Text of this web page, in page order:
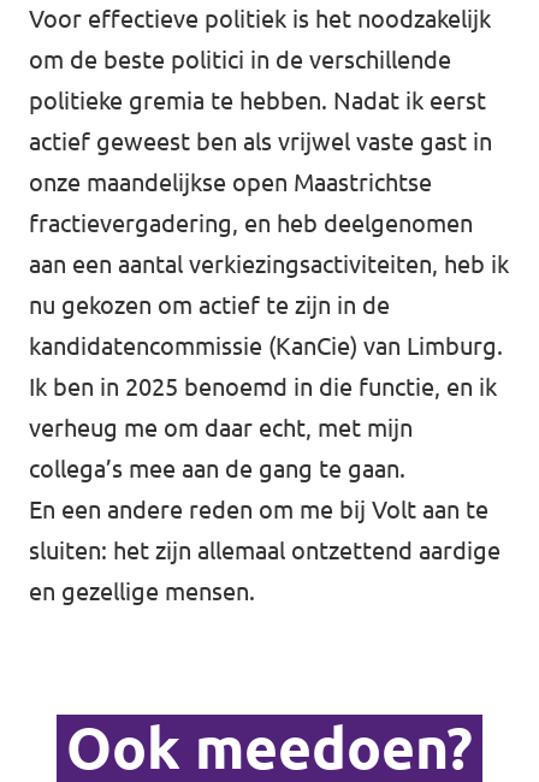
Voor effectieve politiek is het noodzakelijk
om de beste politici in de verschillende
politieke gremia te hebben. Nadat ik eerst
actief geweest ben als vrijwel vaste gast in
onze maandelijkse open Maastrichtse
fractievergadering, en heb deelgenomen
aan een aantal verkiezingsactiviteiten, heb ik
nu gekozen om actief te zijn in de
kandidatencommissie (KanCie) van Limburg.
Ik ben in 2025 benoemd in die functie, en ik
verheug me om daar echt, met mijn
collega’s mee aan de gang te gaan.
En een andere reden om me bij Volt aan te
sluiten: het zijn allemaal ontzettend aardige
en gezellige mensen.
Ook meedoen?